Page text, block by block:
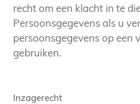
recht om een klacht in te
Persoonsgegevens als u
persoonsgegevens op een
gebruiken.
Inzagerecht